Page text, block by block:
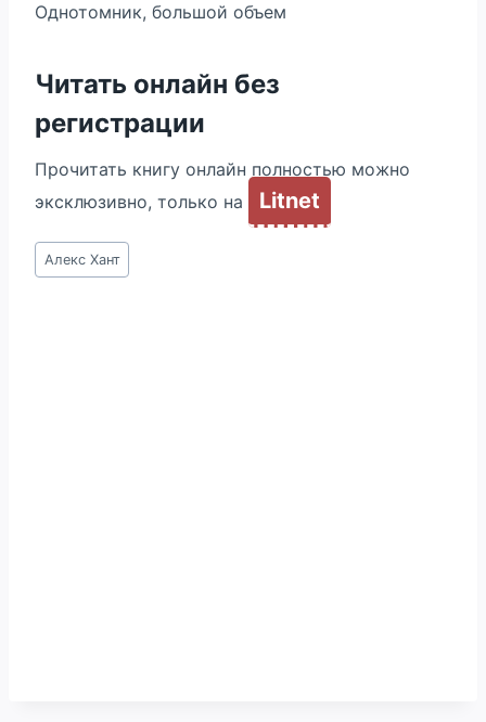
Однотомник, большой объем
Читать онлайн без
регистрации
Прочитать книгу онлайн полностью можно
эксклюзивно, только на
Litnet
Метки
записи:
Алекс Хант